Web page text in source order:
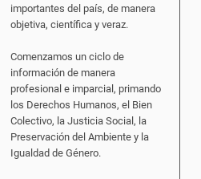
importantes del país, de manera
objetiva, científica y veraz.
Comenzamos un ciclo de
información de manera
profesional e imparcial, primando
los Derechos Humanos, el Bien
Colectivo, la Justicia Social, la
Preservación del Ambiente y la
Igualdad de Género.